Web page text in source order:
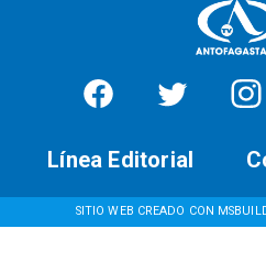
SITIO WEB CREADO CON
Línea Editorial